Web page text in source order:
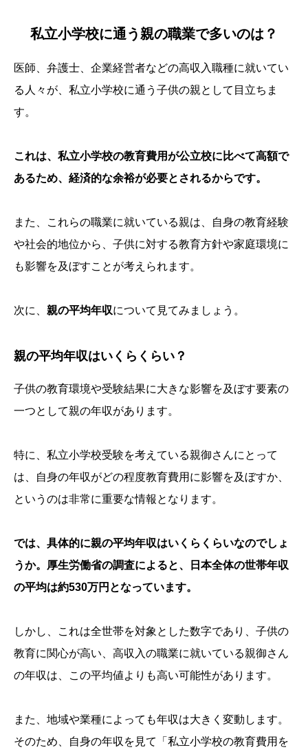
私立小学校に通う親の職業で多いのは？
医師、弁護士、企業経営者などの高収入職種に就いてい
る人々が、私立小学校に通う子供の親として目立ちま
す。
これは、私立小学校の教育費用が公立校に比べて高額で
あるため、経済的な余裕が必要とされるからです。
また、これらの職業に就いている親は、自身の教育経験
や社会的地位から、子供に対する教育方針や家庭環境に
も影響を及ぼすことが考えられます。
次に、 親の平均年収について見てみましょう。
親の平均年収はいくらくらい？
子供の教育環境や受験結果に大きな影響を及ぼす要素の
一つとして親の年収があります。
特に、私立小学校受験を考えている親御さんにとって
は、自身の年収がどの程度教育費用に影響を及ぼすか、
というのは非常に重要な情報となります。
では、具体的に親の平均年収はいくらくらいなのでしょ
うか。厚生労働省の調査によると、日本全体の世帯年収
の平均は約530万円となっています。
しかし、これは全世帯を対象とした数字であり、子供の
教育に関心が高い、高収入の職業に就いている親御さん
の年収は、この平均値よりも高い可能性があります。
また、地域や業種によっても年収は大きく変動します。
そのため、自身の年収を見て「私立小学校の教育費用を